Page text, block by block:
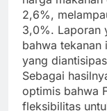
2,6%,
3,0%. Laporan
bahwa tekanan
yang
Sebagai
optimis bahwa
fleksibilitas